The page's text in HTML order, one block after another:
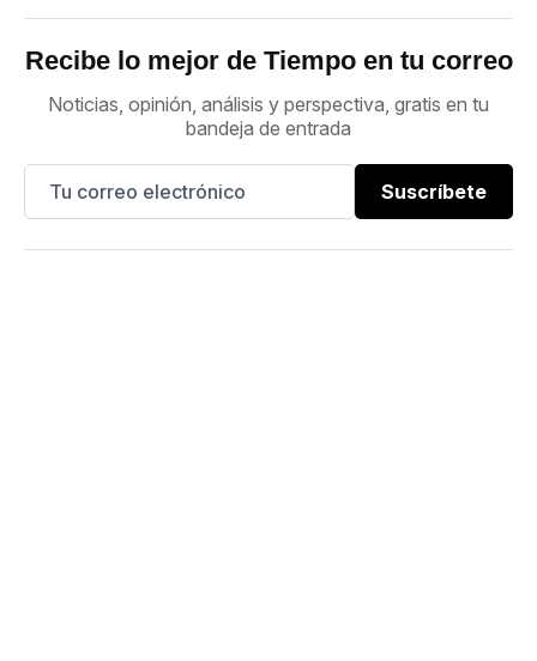
Recibe lo mejor de Tiempo en tu correo
Noticias, opinión, análisis y perspectiva, gratis en tu
bandeja de entrada
Suscríbete